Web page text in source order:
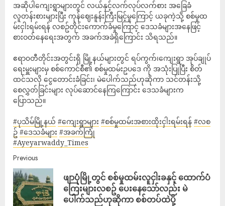
အဆိုပါကျေးရွာများတွင် လယ်နှင့်လက်လုပ်လက်စား အခြေခံ
လူတန်းစားများပြီး ကုန်ဈေးနူန်းကြီးမြင့်မှုကြောင့် ယခုကဲ့သို့ စစ်မှုထ
မ်းငှါးရမ်းရန် လစဥ်တိုင်းကောက်ခံမှုကြောင့် ဒေသခံများအနေဖြင့်
စားဝတ်နေရေးအတွက် အခက်အခဲရှိကြောင်း သိရသည်။
ဧရာ၀တီတိုင်းအတွင်းရှိ မြို့နယ်များတွင် ရပ်ကွက်၊ကျေးရွာ အုပ်ချုပ်
ရေးမှူးများမှ စစ်ကောင်စီ၏ စစ်မှုထမ်းဥပဒေ ကို အသုံးပြုပြီး စိတ်
ထင်သလို ငွေတောင်းခံခြင်း၊ မဲပေါက်သည်ဟုဆိုကာ သင်တန်းသို့
စေလွှတ်ခြင်းများ လုပ်ဆောင်နေကြကြောင်း ဒေသခံများက
ပြောသည်။
#ပုသိမ်မြို့နယ် #ကျေးရွာများ #စစ်မှုထမ်းအစားထိုးငှါးရမ်းရန် #လစ
ဥ် #ဒေသခံများ #အခက်ကြုံ
#Ayeyarwaddy_Times
Previous
ဖျာပုံမြို့တွင် စစ်မှုထမ်းလူငှါးခနှင့် ထောက်ပံ
ကြေးများလစဥ် ပေးနေသော်လည်း မဲ
ပေါက်သည်ဟုဆိုကာ စစ်တပ်ထဲပို့